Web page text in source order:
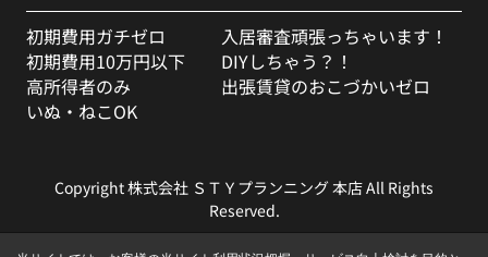
初期費用ガチゼロ
初期費用10万円以下
高所得者のみ
いぬ・ねこOK
入居審査頑張っちゃいます！
DIYしちゃう？！
出張賃貸のおこづかいゼロ
Copyright 株式会社 ＳＴＹプランニング 本店 All Rights
Reserved.